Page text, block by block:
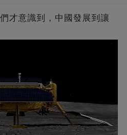
才意識到，中國發展到讓